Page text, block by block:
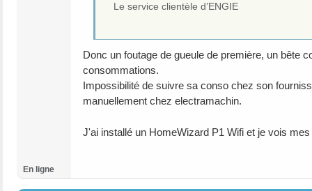
Le service clientèle d’ENGIE
Donc un foutage de gueule de première, un bête
consommations.
Impossibilité de suivre sa conso chez son
manuellement chez electramachin.
J'ai installé un HomeWizard P1 Wifi et je vois
En ligne